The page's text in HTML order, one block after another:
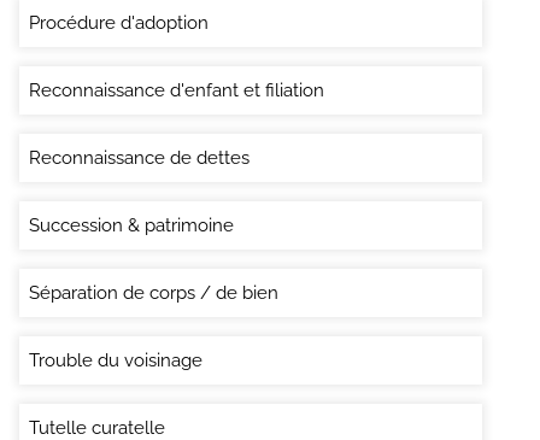
Procédure d'adoption
Reconnaissance d'enfant et filiation
Reconnaissance de dettes
Succession & patrimoine
Séparation de corps / de bien
Trouble du voisinage
Tutelle curatelle